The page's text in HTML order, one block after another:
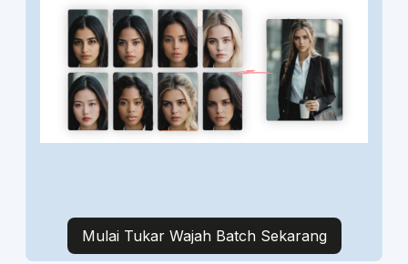
Mulai Tukar Wajah Batch Sekarang